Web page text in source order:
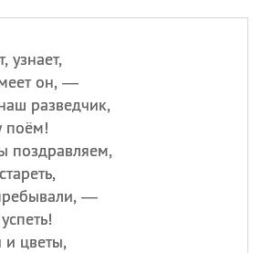
узнает,
он, —
разведчик,
поём!
поздравляем,
—
и цветы,